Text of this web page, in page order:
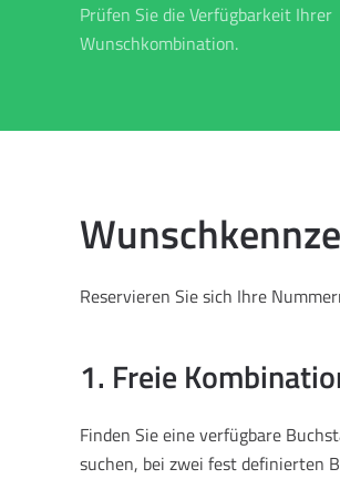
Prüfen Sie die Verfügbarkeit Ihrer
Wunschkombination.
Reservieren Sie sich Ihre
1. Freie
Finden Sie eine verfügbare
suchen, bei zwei fest definierten